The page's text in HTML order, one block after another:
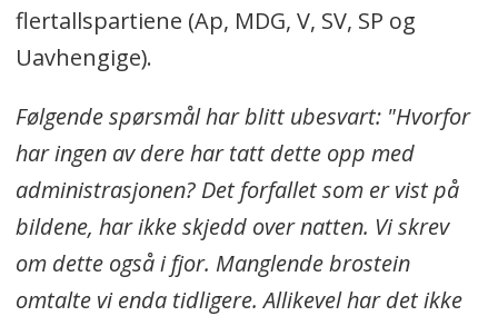
flertallspartiene (Ap, MDG, V, SV, SP og
Uavhengige).
Følgende spørsmål har blitt ubesvart: "Hvorfor
har ingen av dere har tatt dette opp med
administrasjonen? Det forfallet som er vist på
bildene, har ikke skjedd over natten. Vi skrev
om dette også i fjor. Manglende brostein
omtalte vi enda tidligere. Allikevel har det ikke